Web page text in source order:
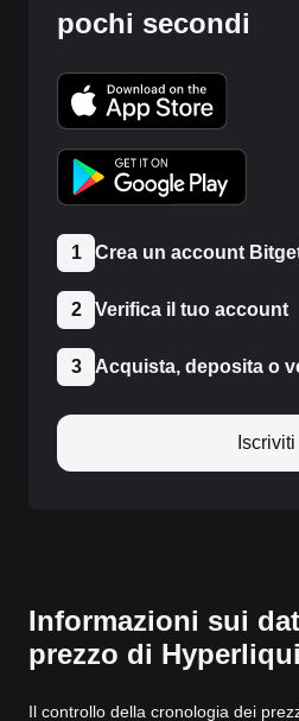
pochi secondi
1 Crea un account
2 Verifica il tuo account
3 Acquista, deposita o
Iscriviti
Informazioni sui
prezzo di
Il controllo della cronologia dei